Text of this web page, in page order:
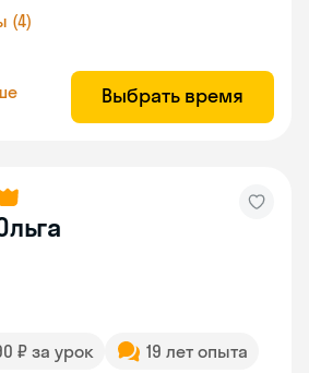
(4)
Выбрать время
₽ за урок
19 лет опыта